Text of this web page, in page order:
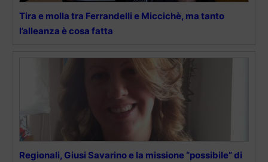
Tira e molla tra Ferrandelli e Miccichè, ma tanto
l’alleanza è cosa fatta
Regionali, Giusi Savarino e la missione “possibile” di